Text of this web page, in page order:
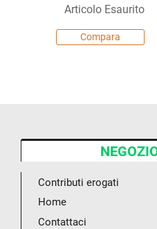
Articolo Esaurito
Compara
Contributi erogati
Home
Contattaci